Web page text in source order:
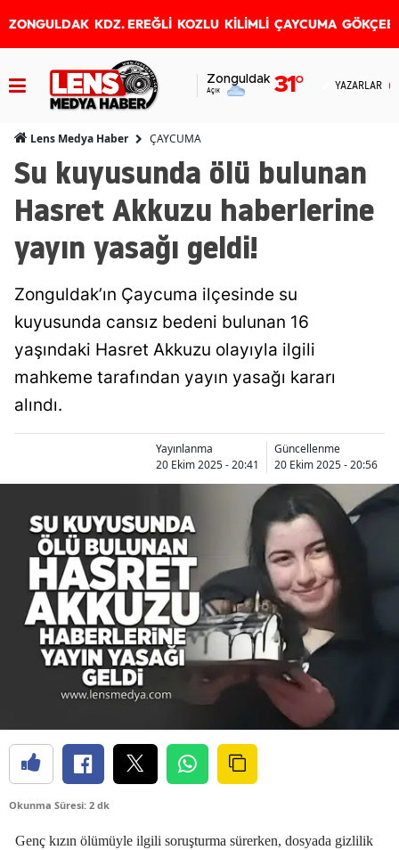
ZONGULDAK KDZ. EREĞLİ KOZLU KİLİMLİ ÇAYCUMA
Zonguldak
Açık 31° YAZARLAR
Lens Medya Haber ÇAYCUMA
Su kuyusunda ölü bulunan
Hasret Akkuzu haberlerine
yayın yasağı geldi!
Zonguldak’ın Çaycuma ilçesinde su
kuyusunda cansız bedeni bulunan 16
yaşındaki Hasret Akkuzu olayıyla ilgili
mahkeme tarafından yayın yasağı kararı
alındı.
Yayınlanma
20 Ekim 2025 - 20:41
Güncellenme
20 Ekim 2025 - 20:56
Okunma Süresi: 2 dk
Genç kızın ölümüyle ilgili soruşturma sürerken, dosyada gizlilik